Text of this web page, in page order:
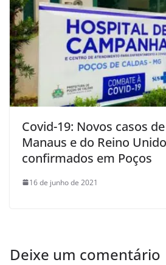
Covid-19: Novos casos
Manaus e do Reino
confirmados em Poços
16 de junho de 2021
Deixe um comentário